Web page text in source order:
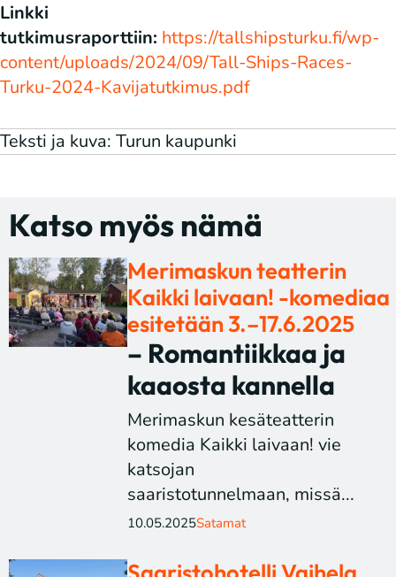
Linkki
tutkimusraporttiin: https://tallshipsturku.fi/wp-
content/uploads/2024/09/Tall-Ships-Races-
Turku-2024-Kavijatutkimus.pdf
Teksti ja kuva: Turun kaupunki
Katso myös nämä
Merimaskun teatterin
Kaikki laivaan! -komediaa
esitetään 3.–17.6.2025
– Romantiikkaa ja
kaaosta kannella
Merimaskun kesäteatterin
komedia Kaikki laivaan! vie
katsojan
saaristotunnelmaan, missä...
10.05.2025Satamat